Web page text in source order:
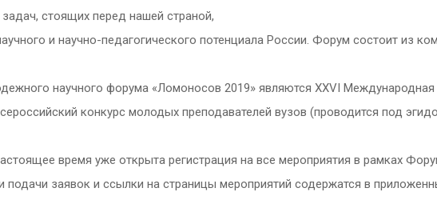
стоящих перед нашей страной,
и научно-педагогического потенциала России. Форум состоит из
научного форума «Ломоносов 2019» являются XXVI Международная
конкурс молодых преподавателей вузов (проводится под
время уже открыта регистрация на все мероприятия в рамках
заявок и ссылки на страницы мероприятий содержатся в